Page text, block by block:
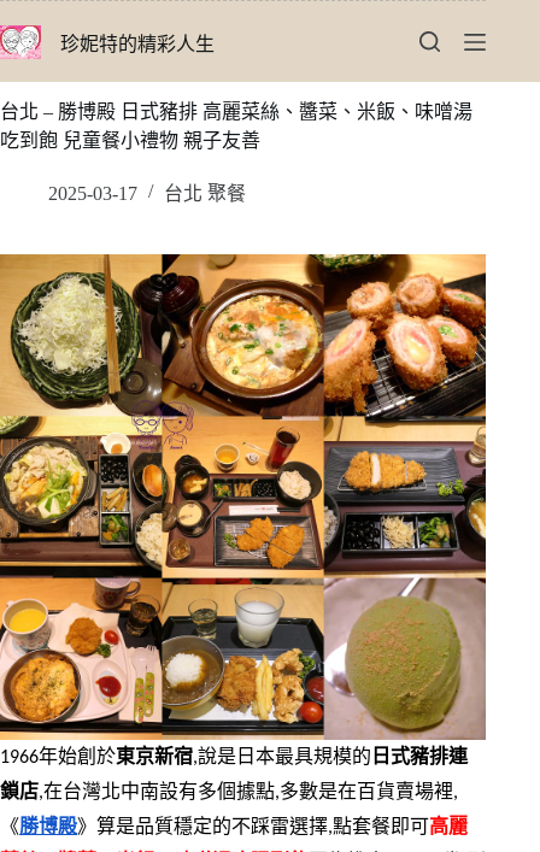
至
要
內
珍妮特的精彩人生
台北 – 勝博殿 日式豬排 高麗菜絲、醬菜、米飯、味噌湯
吃到飽 兒童餐小禮物 親子友善
2025-03-17 台北 聚餐
1966年始創於東京新宿,說是日本最具規模的 日式豬排連
鎖店,在台灣北中南設有多個據點,多數是在百貨賣場裡,
《勝博殿》算是品質穩定的不踩雷選擇,點套餐即可 高麗